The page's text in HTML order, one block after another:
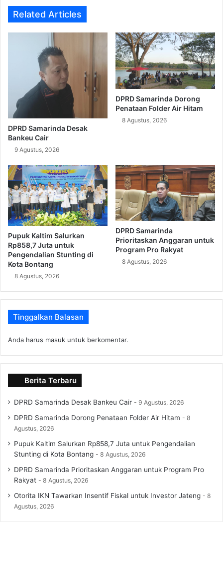
Related Articles
DPRD Samarinda Desak
Bankeu Cair
9 Agustus, 2026
DPRD Samarinda Dorong
Penataan Folder Air Hitam
8 Agustus, 2026
Pupuk Kaltim Salurkan
Rp858,7 Juta untuk
Pengendalian Stunting di
Kota Bontang
8 Agustus, 2026
DPRD Samarinda
Prioritaskan Anggaran untuk
Program Pro Rakyat
8 Agustus, 2026
Tinggalkan Balasan
Anda harus masuk untuk berkomentar.
Berita Terbaru
DPRD Samarinda Desak Bankeu Cair 9 Agustus, 2026
DPRD Samarinda Dorong Penataan Folder Air Hitam
8
Agustus, 2026
Pupuk Kaltim Salurkan Rp858,7 Juta untuk Pengendalian
Stunting di Kota Bontang
8 Agustus, 2026
DPRD Samarinda Prioritaskan Anggaran untuk Program Pro
Rakyat
8 Agustus, 2026
Otorita IKN Tawarkan Insentif Fiskal untuk Investor Jateng
8
Agustus, 2026